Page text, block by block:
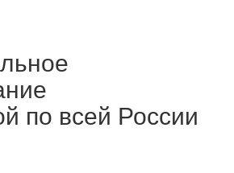
по всей России